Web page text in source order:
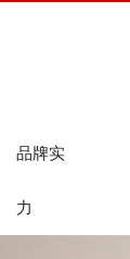
品牌实
力